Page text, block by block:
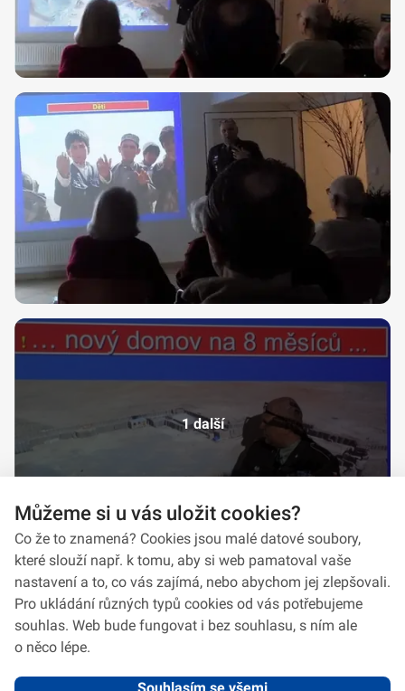
1 další
Můžeme si u vás uložit cookies?
Co že to znamená? Cookies jsou malé datové soubory,
které slouží např. k tomu, aby si web pamatoval vaše
nastavení a to, co vás zajímá, nebo abychom jej zlepšovali.
Pro ukládání různých typů cookies od vás potřebujeme
souhlas. Web bude fungovat i bez souhlasu, s ním ale
o něco lépe.